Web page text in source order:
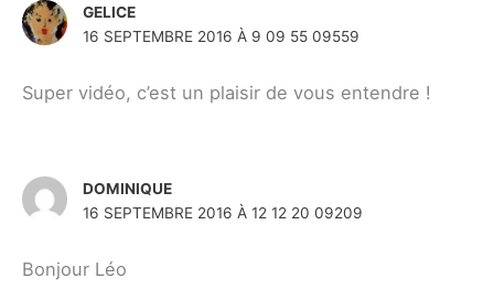
GELICE
16 SEPTEMBRE 2016 À 9 09 55 09559
Super vidéo, c’est un plaisir de vous entendre !
DOMINIQUE
16 SEPTEMBRE 2016 À 12 12 20 09209
Bonjour Léo